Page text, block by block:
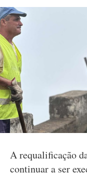
A requalificação
continuar a ser